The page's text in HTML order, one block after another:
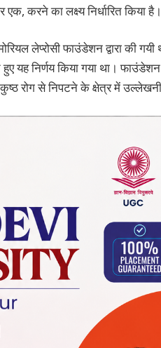
करने का लक्ष्‍य निर्धारित किया है।
लेप्‍रोसी फाउंडेशन द्वारा की
यह निर्णय किया गया था। फाउंडेशन
रोग से निपटने के क्षेत्र में